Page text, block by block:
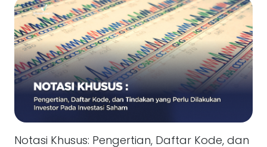
Notasi Khusus: Pengertian, Daftar Kode, dan